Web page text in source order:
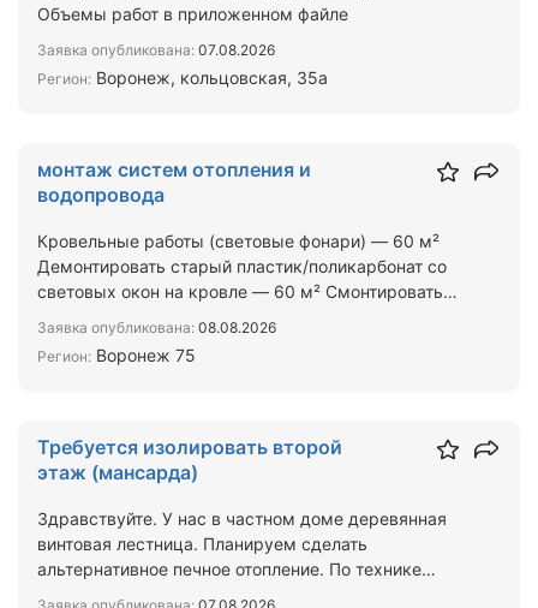
Объемы работ в приложенном файле
Заявка опубликована: 07.08.2026
Регион: Воронеж, кольцовская, 35а
монтаж систем отопления и
водопровода
Кровельные работы (световые фонари) — 60 м²
Демонтировать старый пластик/поликарбонат со
световых окон на кровле — 60 м² Смонтировать
Заявка опубликована: 08.08.2026
Регион: Воронеж 75
Требуется изолировать второй
этаж (мансарда)
Здравствуйте. У нас в частном доме деревянная
винтовая лестница. Планируем сделать
альтернативное печное отопление. По технике